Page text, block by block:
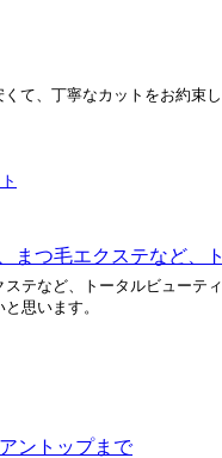
て、丁寧なカットをお約束
まつ毛エクステなど、
テなど、トータルビューテ
思います。
ントップまで